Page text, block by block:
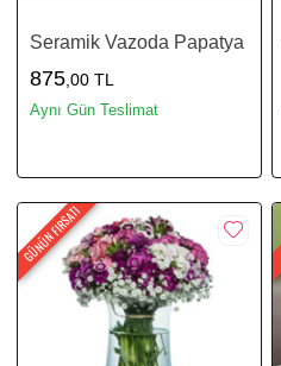
Seramik Vazoda Papatya
875,00 TL
Aynı Gün Teslimat
GÜNÜN FIRSATI